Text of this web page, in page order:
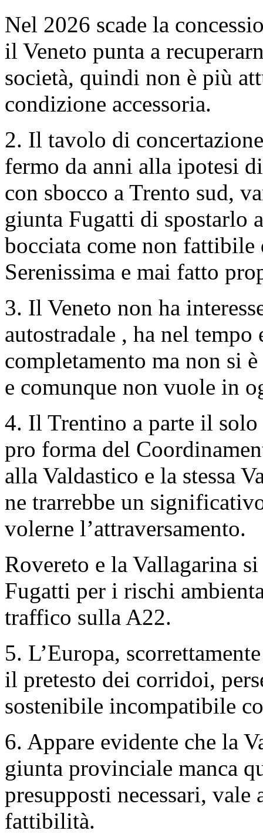
Nel 2026 scade la
il Veneto punta a
società, quindi non è più
condizione accessoria.
2. Il tavolo di
fermo da anni alla ipotesi
con sbocco a Trento sud,
giunta Fugatti di spostarlo
bocciata come non
Serenissima e mai fatto
3. Il Veneto non ha
autostradale , ha nel tempo
completamento ma non si
e comunque non vuole in
4. Il Trentino a parte il
pro forma del
alla Valdastico e la stessa
ne trarrebbe un
volerne l’attraversamento.
Rovereto e la Vallagarina
Fugatti per i rischi
traffico sulla A22.
5. L’Europa,
il pretesto dei corridoi,
sostenibile incompatibile
6. Appare evidente che la
giunta provinciale manca
presupposti necessari,
fattibilità.